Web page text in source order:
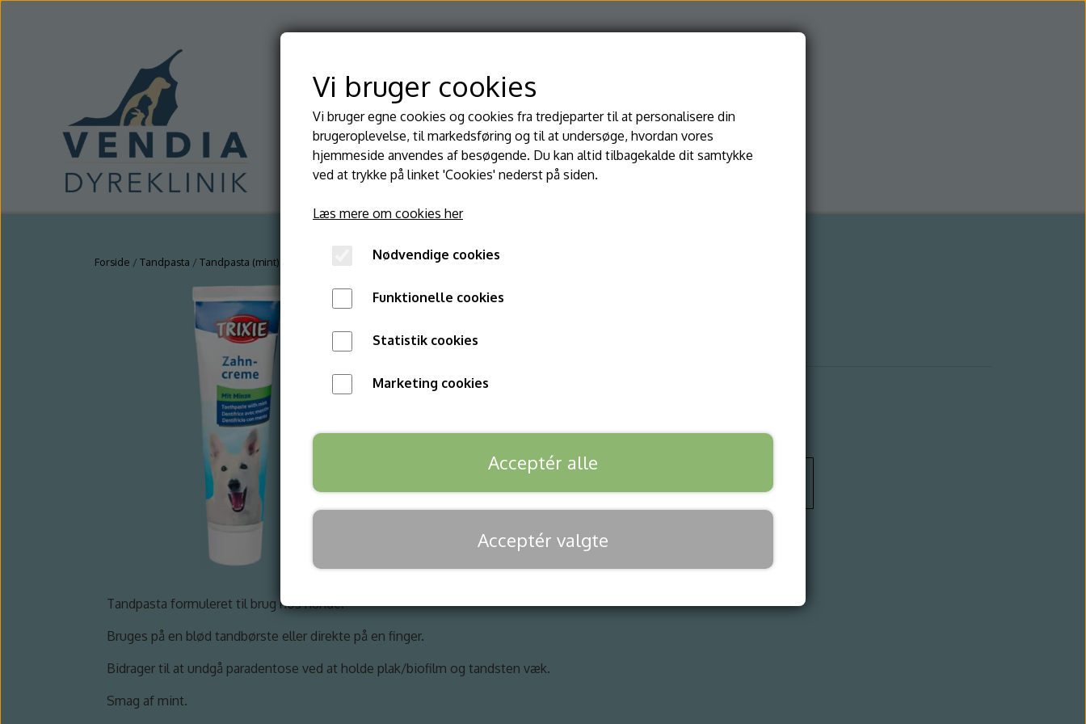
Hjem Om Kontakt
Forside Tandpasta Tandpasta (mint)
Tandpasta (mint)
25,00 kr.
Tandpasta formuleret til brug hos hunde.
Tilføj til kurv
Tandpasta formuleret til brug hos hunde.
Bruges på en blød tandbørste eller direkte på en finger.
Bidrager til at undgå paradentose ved at holde plak/biofilm og tandsten væk.
Smag af mint.
Vi bruger cookies
Vi bruger egne cookies og cookies fra tredjeparter til at personalisere din
brugeroplevelse, til markedsføring og til at undersøge, hvordan vores
hjemmeside anvendes af besøgende. Du kan altid tilbagekalde dit samtykke
ved at trykke på linket 'Cookies' nederst på siden.
Læs mere om cookies her
Nødvendige cookies
Funktionelle cookies
Statistik cookies
Marketing cookies
Acceptér alle
Acceptér valgte